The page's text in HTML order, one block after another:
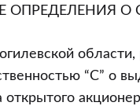
ОПРЕДЕЛЕНИЯ О
“С” о